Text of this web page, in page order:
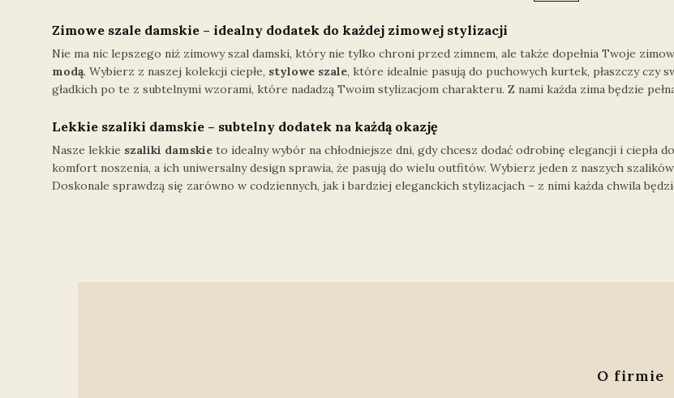
Zimowe szale damskie – idealny dodatek do każdej zimowej stylizacji
Nie ma nic lepszego niż zimowy szal damski, który nie tylko chroni przed zimnem, ale także dopełnia Twoje
modą. Wybierz z naszej kolekcji ciepłe, stylowe szale, które idealnie pasują do puchowych kurtek, płaszczy czy
gładkich po te z subtelnymi wzorami, które nadadzą Twoim stylizacjom charakteru. Z nami każda zima będzie
Lekkie szaliki damskie – subtelny dodatek na każdą okazję
Nasze lekkie szaliki damskie to idealny wybór na chłodniejsze dni, gdy chcesz dodać odrobinę elegancji i ciepła
komfort noszenia, a ich uniwersalny design sprawia, że pasują do wielu outfitów. Wybierz jeden z naszych
Doskonale sprawdzą się zarówno w codziennych, jak i bardziej eleganckich stylizacjach – z nimi każda chwila
O firmie